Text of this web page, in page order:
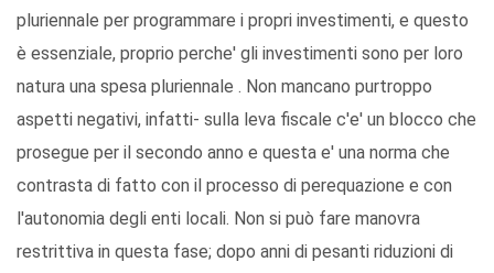
pluriennale per programmare i propri investimenti, e questo
è essenziale, proprio perche' gli investimenti sono per loro
natura una spesa pluriennale . Non mancano purtroppo
aspetti negativi, infatti- sulla leva fiscale c'e' un blocco che
prosegue per il secondo anno e questa e' una norma che
contrasta di fatto con il processo di perequazione e con
l'autonomia degli enti locali. Non si può fare manovra
restrittiva in questa fase; dopo anni di pesanti riduzioni di